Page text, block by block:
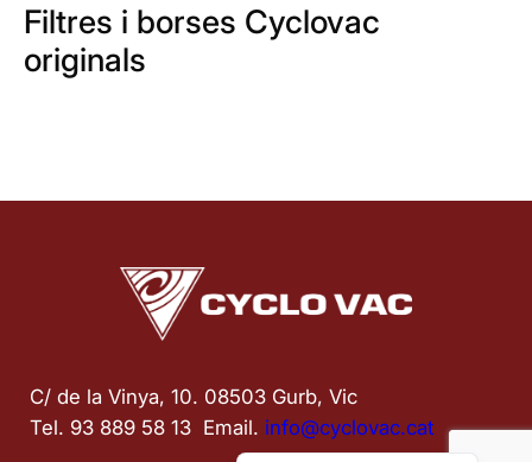
Filtres i borses Cyclovac
originals
C/ de la Vinya, 10. 08503 Gurb, Vic
Tel. 93 889 58 13  Email. info@cyclovac.cat